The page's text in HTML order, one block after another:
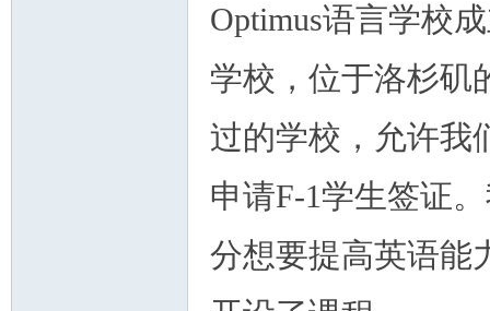
Optimus语言学校
学校，位于洛杉矶
过的学校，允许我
申请F-1学生签证
分想要提高英语能